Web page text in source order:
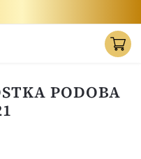
PODOBA